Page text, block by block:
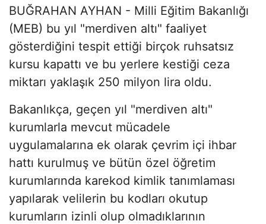
BUĞRAHAN AYHAN - Milli Eğitim Bakanlığı
(MEB) bu yıl "merdiven altı" faaliyet
gösterdiğini tespit ettiği birçok ruhsatsız
kursu kapattı ve bu yerlere kestiği ceza
miktarı yaklaşık 250 milyon lira oldu.
Bakanlıkça, geçen yıl "merdiven altı"
kurumlarla mevcut mücadele
uygulamalarına ek olarak çevrim içi ihbar
hattı kurulmuş ve bütün özel öğretim
kurumlarında karekod kimlik tanımlaması
yapılarak velilerin bu kodları okutup
kurumların izinli olup olmadıklarının